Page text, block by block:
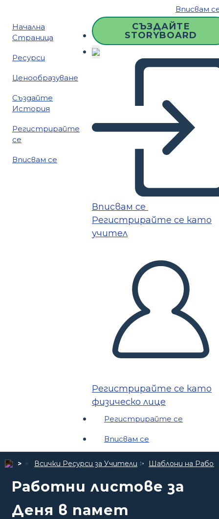
Вписвам
Начална
Страница
Ресурси
Ценообразуване
Създайте
История
Регистрирайте
се
Вписвам се
СЪЗДАЙТЕ
STORYBOARD
Вписвам се
Регистрирайте се като
учител
Регистрирайте се като
физическо лице
Регистрирайте се
Вписвам се
Всички Ресурси за Учители Шаблони на
Работни листове за
Деня в памет